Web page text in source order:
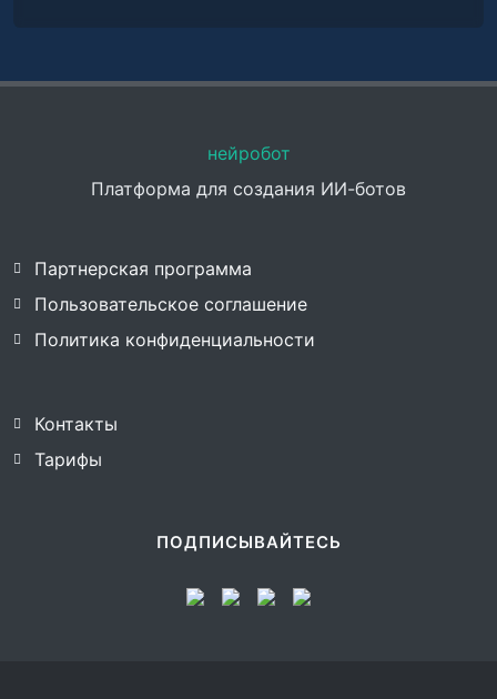
нейробот
Платформа для создания ИИ-ботов
Партнерская программа
Пользовательское соглашение
Политика конфиденциальности
Контакты
Тарифы
ПОДПИСЫВАЙТЕСЬ